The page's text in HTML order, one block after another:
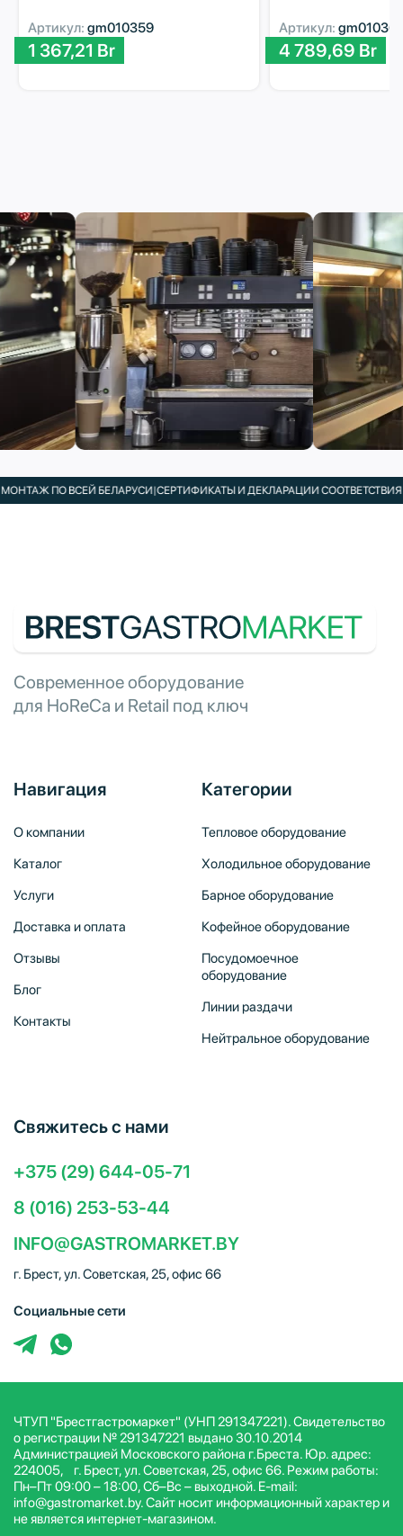
Артикул: gm010359
1 367,21 Br
Артикул:
4 789,69 Br
ПО ВСЕЙ БЕЛАРУСИ|СЕРТИФИКАТЫ И ДЕКЛАРАЦИИ СООТВЕТСТВИЯ В
Современное оборудование
для HoReCa и Retail под ключ
Навигация
О компании
Каталог
Услуги
Доставка и оплата
Отзывы
Блог
Контакты
Категории
Тепловое оборудование
Холодильное оборудование
Барное оборудование
Кофейное оборудование
Посудомоечное
оборудование
Линии раздачи
Нейтральное оборудование
Свяжитесь с нами
+375 (29) 644-05-71
8 (016) 253-53-44
INFO@GASTROMARKET.BY
г. Брест, ул. Советская, 25, офис 66
Социальные сети
ЧТУП "Брестгастромаркет" (УНП 291347221). Свидетельство
о регистрации № 291347221 выдано 30.10.2014
Администрацией Московского района г.Бреста. Юр. адрес:
224005, г. Брест, ул. Советская, 25, офис 66. Режим работы:
Пн–Пт 09:00 – 18:00, Сб–Вс – выходной. E-mail:
info@gastromarket.by. Сайт носит информационный характер и
не является интернет-магазином.